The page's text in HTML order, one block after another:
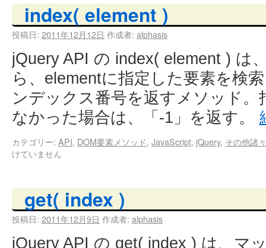
index( element )
投稿日: 2011年12月12日 作成者: alphasis
jQuery API の index( element ) は
ら、elementに指定した要素を検
ンデックス番号を返すメソッド
なかった場合は、「-1」を返す。
カテゴリー: API, DOM要素メソッド, JavaScript, jQuery, その他諸々
けていません
get( index )
投稿日: 2011年12月9日 作成者: alphasis
jQuery API の get( index ) は、マ